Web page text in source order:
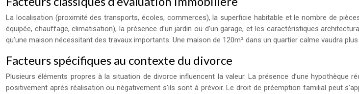
La localisation (proximité des transports, écoles, commerces), la superficie habitable et le nombre de
équipée, chauffage, climatisation), la présence d’un jardin ou d’un garage, et les caractéristiques
qu’une maison nécessitant des travaux importants. Une maison de 120m² dans un quartier calme vaudra
Facteurs spécifiques au contexte du divorce
Plusieurs éléments propres à la situation de divorce influencent la valeur. La présence d’une hypothèque
positivement après réalisation ou négativement s’ils sont à prévoir. Le droit de préemption familial peut